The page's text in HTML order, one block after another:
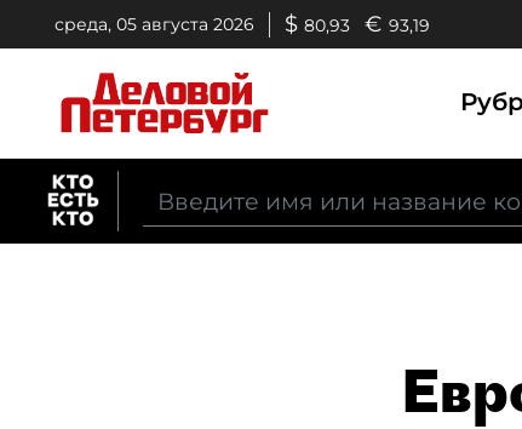
среда, 05 августа 2026 $ 80,93 € 93,19